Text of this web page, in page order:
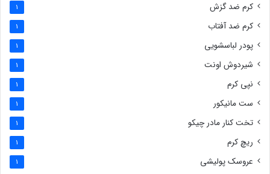
کرم ضد گزش 1
کرم ضد آفتاب 1
پودر لباسشویی 1
شیردوش اونت 1
نپی کرم 1
ست مانیکور 1
تخت کنار مادر چیکو 1
ریچ کرم 1
عروسک پولیشی 1